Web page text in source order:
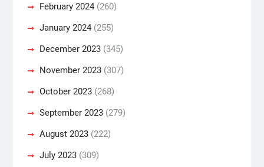
February 2024(260)
January 2024(255)
December 2023(345)
November 2023(307)
October 2023(268)
September 2023(279)
August 2023(222)
July 2023(309)